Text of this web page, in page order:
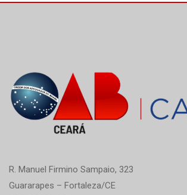
R. Manuel Firmino Sampaio, 323
Guararapes – Fortaleza/CE